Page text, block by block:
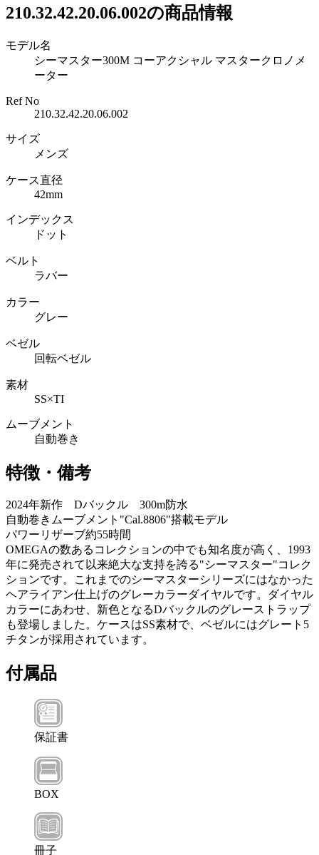
210.32.42.20.06.002の商品情報
モデル名
シーマスター300M コーアクシャル マスタークロノメ
ーター
Ref No
210.32.42.20.06.002
サイズ
メンズ
ケース直径
42mm
インデックス
ドット
ベルト
ラバー
カラー
グレー
ベゼル
回転ベゼル
素材
SS×TI
ムーブメント
自動巻き
特徴・備考
2024年新作 Dバックル 300m防水
自動巻きムーブメント"Cal.8806"搭載モデル
パワーリザーブ約55時間
OMEGAの数あるコレクションの中でも知名度が高く、1993
年に発売されて以来絶大な支持を誇る"シーマスター"コレク
ションです。これまでのシーマスターシリーズにはなかった
ヘアライアン仕上げのグレーカラーダイヤルです。ダイヤル
カラーにあわせ、新色となるDバックルのグレーストラップ
も登場しました。ケースはSS素材で、ベゼルにはグレート5
チタンが採用されています。
付属品
保証書
BOX
冊子